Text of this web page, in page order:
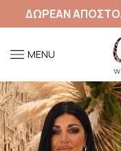
ΔΩΡΕΑΝ
MENU